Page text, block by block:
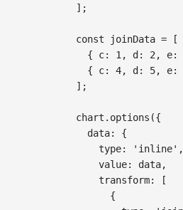
] ;
const joinData =
[
{ c: 1, d : 2, e:
{ c: 4, d : 5, e:
] ;
chart . options ({
  data
:
{
    type
: 'inline' ,
    value
: data,
    transform
:
[
{